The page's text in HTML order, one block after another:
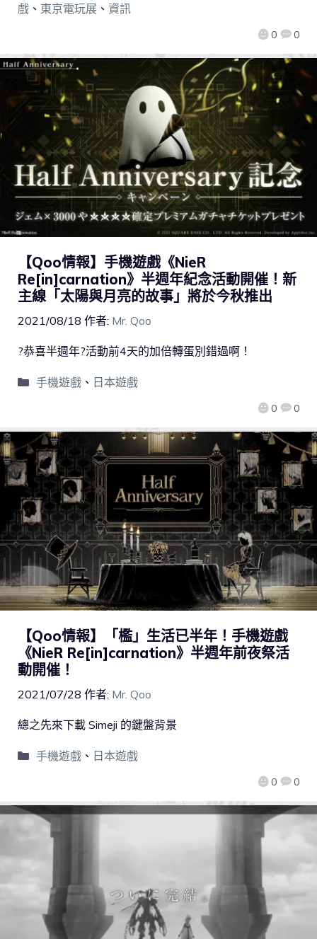
0 0
戲 、 東京電玩展 、 資訊
【Qoo情報】手機遊戲《NieR
Re[in]carnation》半週年紀念活動開催！新
主線「太陽與月亮的故事」將於今秋推出
2021/08/18 作者: Mr. Qoo
0 0
?恭喜半週年?活動前4天的加倍轉蛋別錯過啊！
手機遊戲、 日本遊戲
【Qoo情報】「檻」生活已半年！手機遊戲
《NieR Re[in]carnation》半週年前夜祭活
動開催！
2021/07/28 作者: Mr. Qoo
0 0
總之先來下載 Simeji 的鍵盤背景
手機遊戲、 日本遊戲